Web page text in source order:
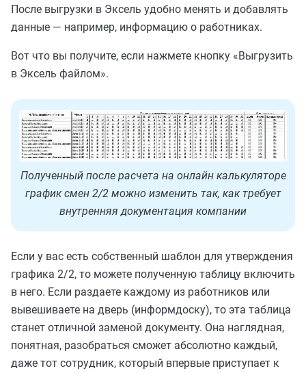
После выгрузки в Эксель удобно менять и добавлять
данные — например, информацию о работниках.
Вот что вы получите, если нажмете кнопку «Выгрузить
в Эксель файлом».
Полученный после расчета на онлайн калькуляторе
график смен 2/2 можно изменить так, как требует
внутренняя документация компании
Если у вас есть собственный шаблон для утверждения
графика 2/2, то можете полученную таблицу включить
в него. Если раздаете каждому из работников или
вывешиваете на дверь (информдоску), то эта таблица
станет отличной заменой документу. Она наглядная,
понятная, разобраться сможет абсолютно каждый,
даже тот сотрудник, который впервые приступает к